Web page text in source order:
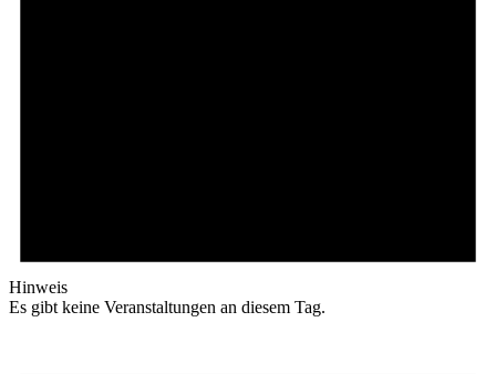
Hinweis
Es gibt keine Veranstaltungen an diesem Tag.